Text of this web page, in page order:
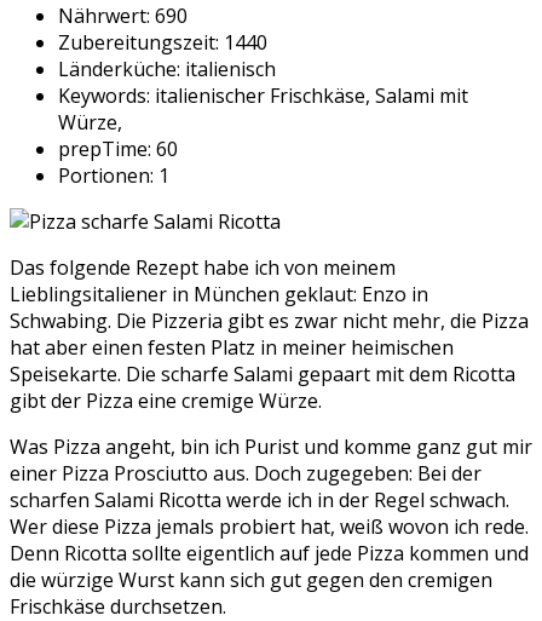
Nährwert: 690
Zubereitungszeit: 1440
Länderküche: italienisch
Keywords: italienischer Frischkäse, Salami mit
Würze,
prepTime: 60
Portionen: 1
Das folgende Rezept habe ich von meinem
Lieblingsitaliener in München geklaut: Enzo in
Schwabing. Die Pizzeria gibt es zwar nicht mehr, die Pizza
hat aber einen festen Platz in meiner heimischen
Speisekarte. Die scharfe Salami gepaart mit dem Ricotta
gibt der Pizza eine cremige Würze.
Was Pizza angeht, bin ich Purist und komme ganz gut mir
einer Pizza Prosciutto aus. Doch zugegeben: Bei der
scharfen Salami Ricotta werde ich in der Regel schwach.
Wer diese Pizza jemals probiert hat, weiß wovon ich rede.
Denn Ricotta sollte eigentlich auf jede Pizza kommen und
die würzige Wurst kann sich gut gegen den cremigen
Frischkäse durchsetzen.